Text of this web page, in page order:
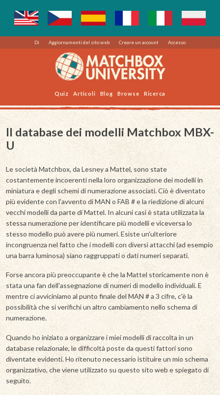
Di Aggiornamenti del sito web Creare un account Accesso
Quiz Articoli Blog Browse Ricerca
Il database dei modelli Matchbox MBX-
U
Le società Matchbox, da Lesney a Mattel, sono state
costantemente incoerenti nella loro organizzazione dei modelli in
miniatura e degli schemi di numerazione associati. Ciò è diventato
più evidente con l'avvento di MAN o FAB # e la riedizione di alcuni
vecchi modelli da parte di Mattel. In alcuni casi è stata utilizzata la
stessa numerazione per identificare più modelli e viceversa lo
stesso modello può avere più numeri. Esiste un'ulteriore
incongruenza nel fatto che i modelli con diversi attacchi (ad esempio
una barra luminosa) siano raggruppati o dati numeri separati.
Forse ancora più preoccupante è che la Mattel storicamente non è
stata una fan dell'assegnazione di numeri di modello individuali. E
mentre ci avviciniamo al punto finale del MAN # a 3 cifre, c'è la
possibilità che si verifichi un altro cambiamento nello schema di
numerazione.
Quando ho iniziato a organizzare i miei modelli di raccolta in un
database relazionale, le difficoltà poste da questi fattori sono
diventate evidenti. Ho ritenuto necessario istituire un mio schema
organizzativo, che viene utilizzato su questo sito web e spiegato di
seguito.